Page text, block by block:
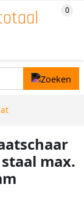
max.